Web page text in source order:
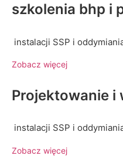
szkolenia bhp i
instalacji SSP i
Zobacz więcej
Projektowanie i
instalacji SSP i
Zobacz więcej